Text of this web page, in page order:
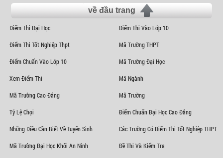
về đầu trang
Điểm Thi Đại Học Điểm Thi Vào Lớp 10
Điểm Thi Tốt Nghiệp Thpt Mã Trường THPT
Điểm Chuẩn Vào Lớp 10 Mã Trường Đại Học
Xem Điểm Thi Mã Ngành
Mã Trường Cao Đẳng Mã Trường
Tỷ Lệ Chọi Điểm Chuẩn Đại Học Cao Đẳng
Những Điều Cần Biết Về Tuyển Sinh Các Trường Có Điểm Thi Tốt Nghiệp THPT
Mã Trường Đại Học Khối An Ninh Đề Thi Và Kiểm Tra